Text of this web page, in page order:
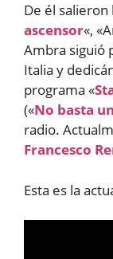
De él salieron
ascensor«,
Ambra siguió
Italia y
programa «
(«No basta
radio.
Francesco
Esta es la